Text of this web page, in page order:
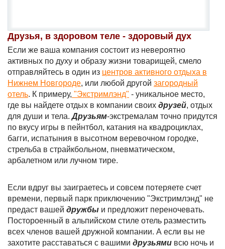
Друзья, в здоровом теле - здоровый дух
Если же ваша компания состоит из невероятно
активных по духу и образу жизни товарищей, смело
отправляйтесь в один из центров активного отдыха в
Нижнем Новгороде, или любой другой загородный
отель. К примеру, "Экстримлэнд" - уникальное место,
где вы найдете отдых в компании своих друзей, отдых
для души и тела.Друзьям-экстремалам точно придутся
по вкусу игры в пейнтбол, катания на квадроциклах,
багги, испатыния в высотном веревочном городке,
стрельба в страйкбольном, пневматическом,
арбалетном или лучном тире.
Если вдруг вы заиграетесь и совсем потеряете счет
времени, первый парк приключению "Экстримлэнд" не
предаст вашей дружбы и предложит переночевать.
Постороенный в альпийском стиле отель разместить
всех членов вашей дружной компании. А если вы не
захотите расставаться с вашими друзьями всю ночь и